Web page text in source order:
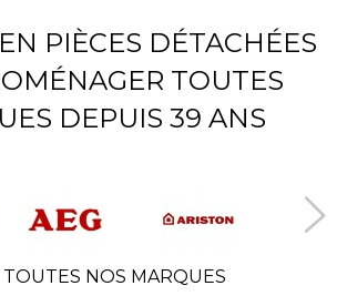
PIÈCES DÉTACHÉES
TOUTES
DEPUIS 39 ANS
NOS MARQUES